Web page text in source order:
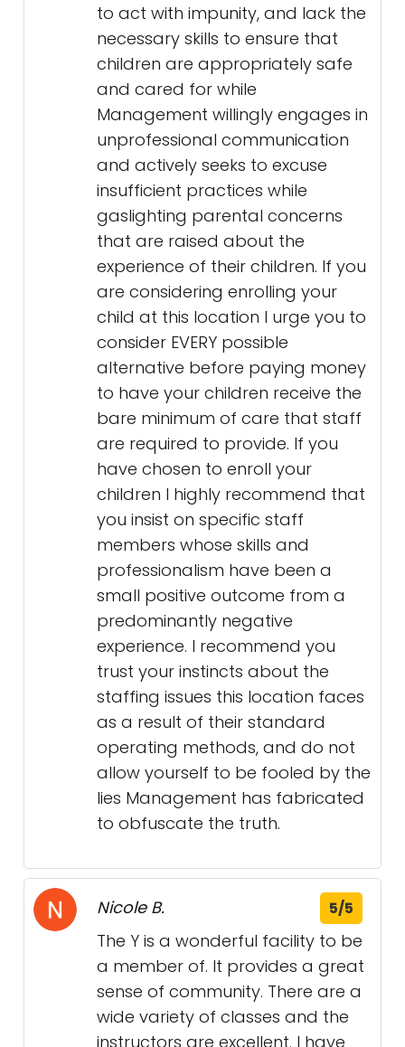
to act with impunity, and lack the
necessary skills to ensure that
children are appropriately safe
and cared for while
Management willingly engages in
unprofessional communication
and actively seeks to excuse
insufficient practices while
gaslighting parental concerns
that are raised about the
experience of their children. If you
are considering enrolling your
child at this location I urge you to
consider EVERY possible
alternative before paying money
to have your children receive the
bare minimum of care that staff
are required to provide. If you
have chosen to enroll your
children I highly recommend that
you insist on specific staff
members whose skills and
professionalism have been a
small positive outcome from a
predominantly negative
experience. I recommend you
trust your instincts about the
staffing issues this location faces
as a result of their standard
operating methods, and do not
allow yourself to be fooled by the
lies Management has fabricated
to obfuscate the truth.
Nicole B. 5/5
The Y is a wonderful facility to be
a member of. It provides a great
sense of community. There are a
wide variety of classes and the
instructors are excellent. I have